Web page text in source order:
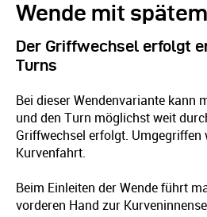
Wende mit
Der Griffwechsel erfolgt
Turns
Bei dieser Wendenvariante kann
und den Turn möglichst weit
Griffwechsel erfolgt.
Kurvenfahrt.
Beim Einleiten der Wende führt
vorderen Hand zur